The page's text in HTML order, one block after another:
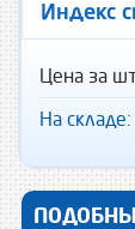
Индекс
Цена за
На складе: